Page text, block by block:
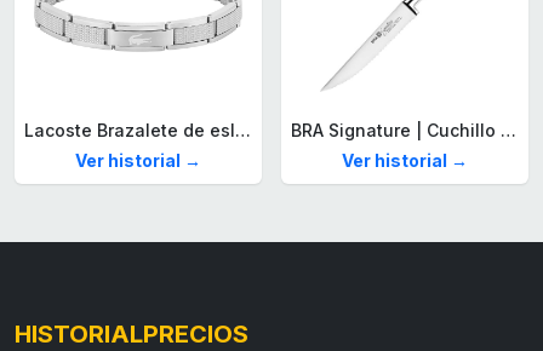
Lacoste Brazalete de eslabón para Hombre Colección STENCIL de Acero inoxidable
Ver historial →
BRA Signature | Cuchillo tomatero 120 mm, Acero Inoxidable alemán forjado con Molibdeno Vanadio, Mango Remachado ABS, Diseño Ergonómico, Hoja 1,6 mm espesor
Ver historial →
HISTORIALPRECIOS